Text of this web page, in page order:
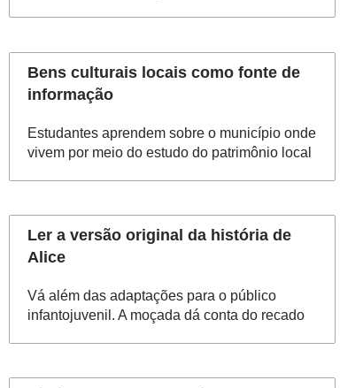
Bens culturais locais como fonte de
informação
Estudantes aprendem sobre o município onde
vivem por meio do estudo do patrimônio local
Ler a versão original da história de
Alice
Vá além das adaptações para o público
infantojuvenil. A moçada dá conta do recado